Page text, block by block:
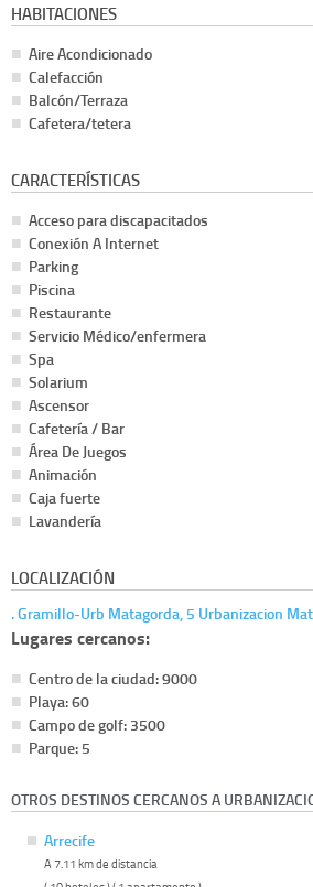
HABITACIONES
Aire Acondicionado
Calefacción
Balcón/Terraza
Cafetera/tetera
CARACTERÍSTICAS
Acceso para discapacitados
Conexión A Internet
Parking
Piscina
Restaurante
Servicio Médico/enfermera
Spa
Solarium
Ascensor
Cafetería / Bar
Área De Juegos
Animación
Caja fuerte
Lavandería
LOCALIZACIÓN
. Gramillo-Urb Matagorda, 5 Urbanizacion
Lugares cercanos:
Centro de la ciudad: 9000
Playa: 60
Campo de golf: 3500
Parque: 5
OTROS DESTINOS CERCANOS A
Arrecife
A 7.11 km de distancia